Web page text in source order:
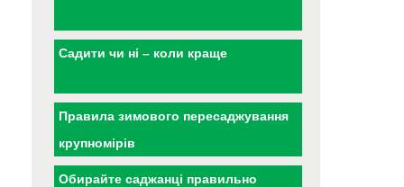
Садити чи ні – коли краще
Правила зимового пересаджування
крупномірів
Обирайте саджанці правильно